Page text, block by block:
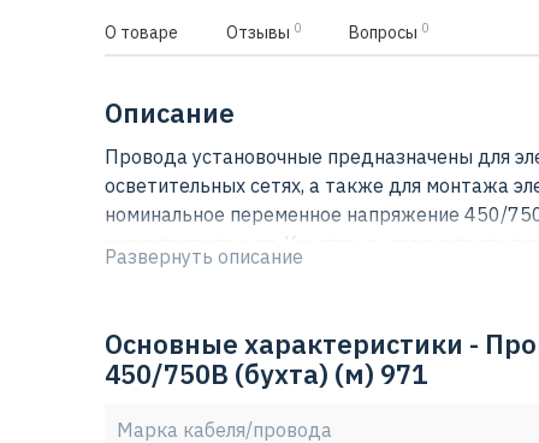
О товаре Отзывы 0 Вопросы 0
Описание
Провода установочные предназначены для
осветительных сетях, а также для монтажа
номинальное переменное напряжение 450/
многопроволочная. Конструкция
не распространяют горение при групповой
-гарантия качества от ведущих заводов -5-
"Согаз"
Развернуть описание
Основные характеристики -
450/750В (бухта) (м) 971
Марка кабеля/провода